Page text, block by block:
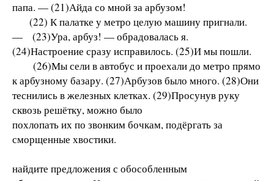
папа. — (21)Айда со мной за арбузом!
(22) К палатке у метро целую машину пригнали.
— (23)Ура, арбуз! — обрадовалась я.
(24)Настроение сразу исправилось. (25)И мы пошли.
(26)Мы сели в автобус и проехали до метро прямо
к арбузному базару. (27)Арбузов было много. (28)Они
теснились в железных клетках. (29)Просунув руку
сквозь решётку, можно было
похлопать их по звонким бочкам, подёргать за
сморщенные хвостики.
найдите предложения с обособленным